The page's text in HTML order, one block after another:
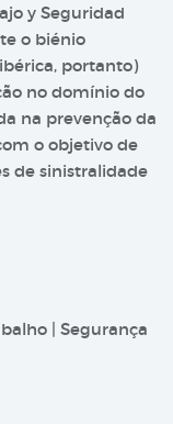
y Seguridad
o biénio
portanto)
no domínio do
na prevenção da
o objetivo de
de sinistralidade
| Segurança